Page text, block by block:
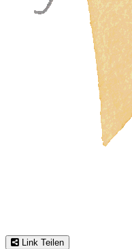
Link Teilen